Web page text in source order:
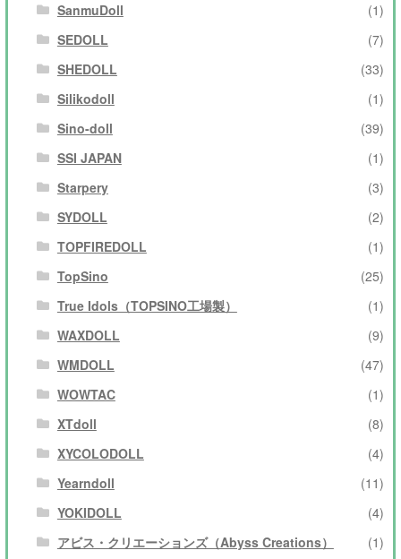
SanmuDoll
(1)
SEDOLL
(7)
SHEDOLL
(33)
Silikodoll
(1)
Sino-doll
(39)
SSI JAPAN
(1)
Starpery
(3)
SYDOLL
(2)
TOPFIREDOLL
(1)
TopSino
(25)
True Idols（TOPSINO工場製）
(1)
WAXDOLL
(9)
WMDOLL
(47)
WOWTAC
(1)
XTdoll
(8)
XYCOLODOLL
(4)
Yearndoll
(11)
YOKIDOLL
(4)
アビス・クリエーションズ（Abyss Creations）
(1)